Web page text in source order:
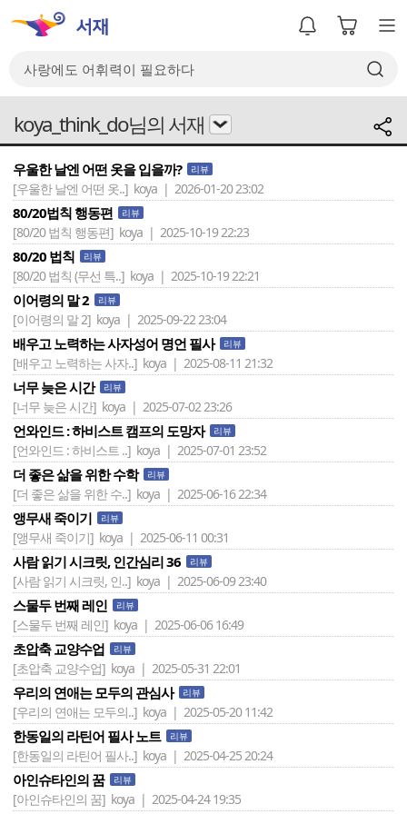
koya_think_do님의 서재
우울한 날엔 어떤 옷을 입을까? 리뷰
[우울한 날엔 어떤 옷..] koya | 2026-01-20 23:02
80/20법칙 행동편 리뷰
[80/20 법칙 행동편] koya | 2025-10-19 22:23
80/20 법칙 리뷰
[80/20 법칙 (무선 특..] koya | 2025-10-19 22:21
이어령의 말 2 리뷰
[이어령의 말 2] koya | 2025-09-22 23:04
배우고 노력하는 사자성어 명언 필사 리뷰
[배우고 노력하는 사자..] koya | 2025-08-11 21:32
너무 늦은 시간 리뷰
[너무 늦은 시간] koya | 2025-07-02 23:26
언와인드 : 하비스트 캠프의 도망자 리뷰
[언와인드 : 하비스트 ..] koya | 2025-07-01 23:52
더 좋은 삶을 위한 수학 리뷰
[더 좋은 삶을 위한 수..] koya | 2025-06-16 22:34
앵무새 죽이기 리뷰
[앵무새 죽이기] koya | 2025-06-11 00:31
사람 읽기 시크릿, 인간심리 36 리뷰
[사람 읽기 시크릿, 인..] koya | 2025-06-09 23:40
스물두 번째 레인 리뷰
[스물두 번째 레인] koya | 2025-06-06 16:49
초압축 교양수업 리뷰
[초압축 교양수업] koya | 2025-05-31 22:01
우리의 연애는 모두의 관심사 리뷰
[우리의 연애는 모두의..] koya | 2025-05-20 11:42
한동일의 라틴어 필사 노트 리뷰
[한동일의 라틴어 필사..] koya | 2025-04-25 20:24
아인슈타인의 꿈 리뷰
[아인슈타인의 꿈] koya | 2025-04-24 19:35